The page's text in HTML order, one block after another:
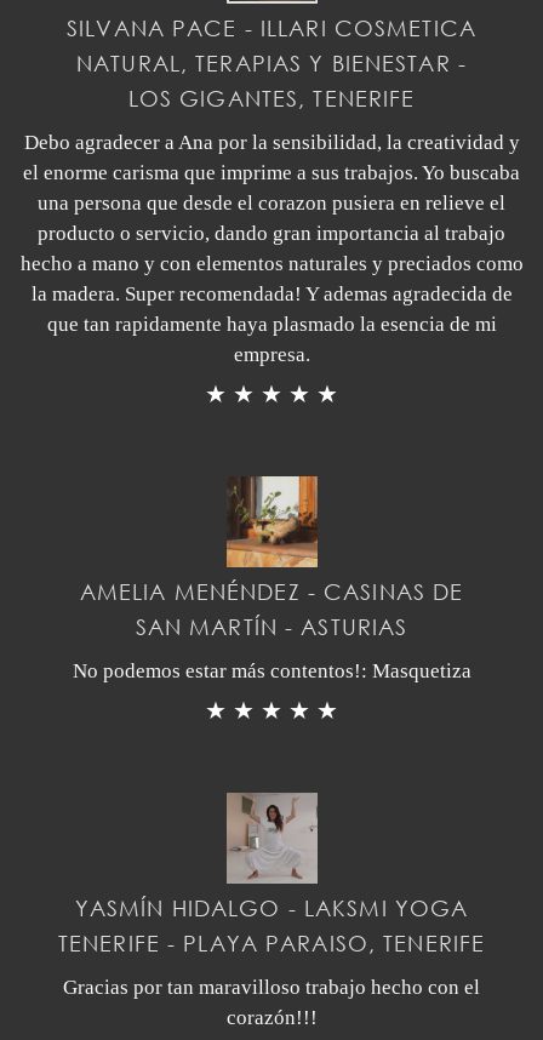
SILVANA PACE - ILLARI COSMETICA
NATURAL, TERAPIAS Y BIENESTAR -
LOS GIGANTES, TENERIFE
Debo agradecer a Ana por la sensibilidad, la creatividad y
el enorme carisma que imprime a sus trabajos. Yo buscaba
una persona que desde el corazon pusiera en relieve el
producto o servicio, dando gran importancia al trabajo
hecho a mano y con elementos naturales y preciados como
la madera. Super recomendada! Y ademas agradecida de
que tan rapidamente haya plasmado la esencia de mi
empresa.
★ ★ ★ ★ ★
AMELIA MENÉNDEZ - CASINAS DE
SAN MARTÍN - ASTURIAS
No podemos estar más contentos!: Masquetiza
★ ★ ★ ★ ★
YASMÍN HIDALGO - LAKSMI YOGA
TENERIFE - PLAYA PARAISO, TENERIFE
Gracias por tan maravilloso trabajo hecho con el
corazón!!!